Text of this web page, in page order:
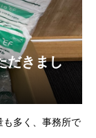
だきまし
も多く、事務所で